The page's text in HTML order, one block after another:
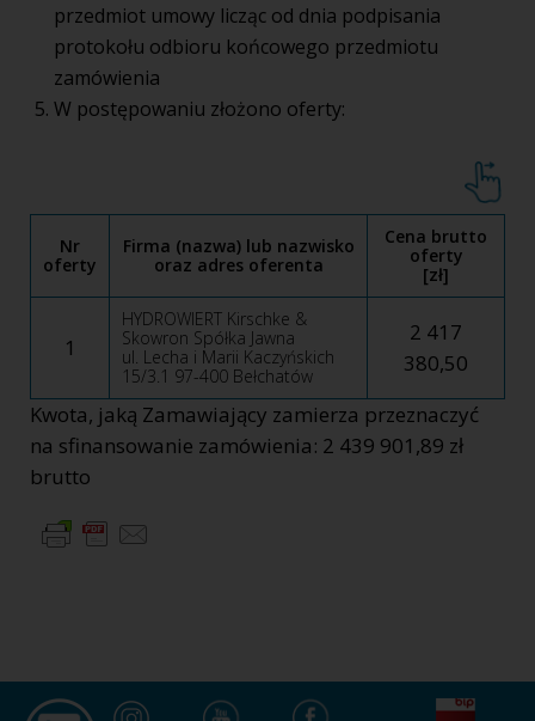
przedmiot umowy licząc od dnia podpisania
protokołu odbioru końcowego przedmiotu
zamówienia
W postępowaniu złożono oferty:
Nr
oferty
Firma (nazwa) lub nazwisko
oraz adres oferenta
Cena brutto
oferty
[zł]
1
HYDROWIERT Kirschke &
Skowron Spółka Jawna
ul. Lecha i Marii Kaczyńskich
15/3.1 97-400 Bełchatów
2 417
380,50
Kwota, jaką Zamawiający zamierza przeznaczyć
na sfinansowanie zamówienia: 2 439 901,89 zł
brutto